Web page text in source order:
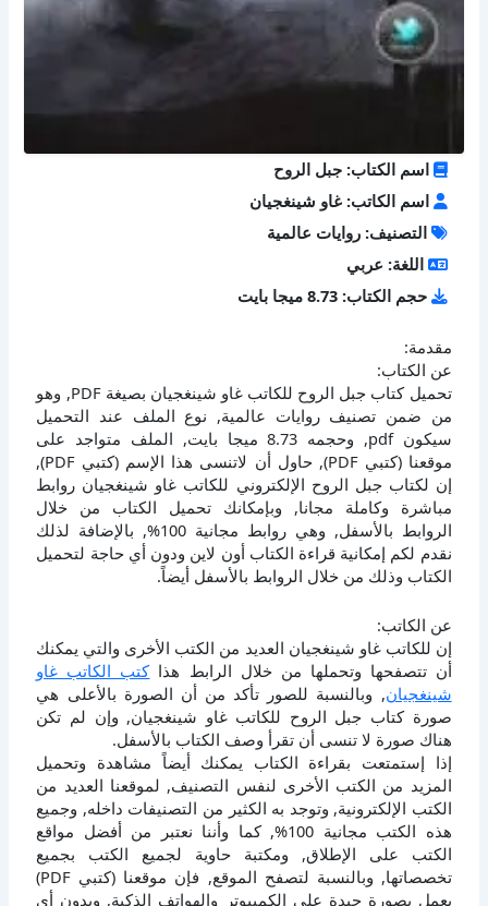
اسم الكتاب: جبل الروح
اسم الكاتب: غاو شينغجيان
التصنيف: روايات عالمية
اللغة: عربي
حجم الكتاب: 8.73 ميجا بايت
مقدمة:
عن الكتاب:
تحميل كتاب جبل الروح للكاتب غاو شينغجيان بصيغة PDF, وهو
من ضمن تصنيف روايات عالمية, نوع الملف عند التحميل
سيكون pdf, وحجمه 8.73 ميجا بايت, الملف متواجد على
موقعنا (كتبي PDF), حاول أن لاتنسى هذا الإسم (كتبي PDF),
إن لكتاب جبل الروح الإلكتروني للكاتب غاو شينغجيان روابط
مباشرة وكاملة مجانا, وبإمكانك تحميل الكتاب من خلال
الروابط بالأسفل, وهي روابط مجانية 100%, بالإضافة لذلك
نقدم لكم إمكانية قراءة الكتاب أون لاين ودون أي حاجة لتحميل
الكتاب وذلك من خلال الروابط بالأسفل أيضاً.
عن الكاتب:
إن للكاتب غاو شينغجيان العديد من الكتب الأخرى والتي يمكنك
أن تتصفحها وتحملها من خلال الرابط هذاكتب الكاتب غاو
شينغجيان, وبالنسبة للصور تأكد من أن الصورة بالأعلى هي
صورة كتاب جبل الروح للكاتب غاو شينغجيان, وإن لم تكن
هناك صورة لا تنسى أن تقرأ وصف الكتاب بالأسفل.
إذا إستمتعت بقراءة الكتاب يمكنك أيضاً مشاهدة وتحميل
المزيد من الكتب الأخرى لنفس التصنيف, لموقعنا العديد من
الكتب الإلكترونية, وتوجد به الكثير من التصنيفات داخله, وجميع
هذه الكتب مجانية 100%, كما وأننا نعتبر من أفضل مواقع
الكتب على الإطلاق, ومكتبة حاوية لجميع الكتب بجميع
تخصصاتها, وبالنسبة لتصفح الموقع, فإن موقعنا (كتبي PDF)
يعمل بصورة جيدة على الكمبيوتر والهواتف الذكية, وبدون أي